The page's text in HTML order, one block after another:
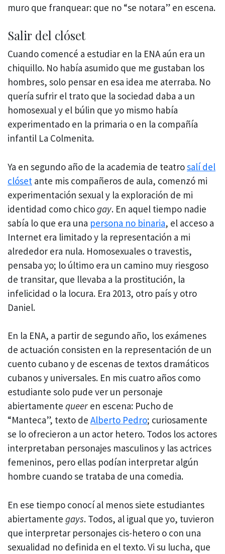
muro que franquear: que no “se notara” en escena.
Salir del clóset
Cuando comencé a estudiar en la ENA aún era un
chiquillo. No había asumido que me gustaban los
hombres, solo pensar en esa idea me aterraba. No
quería sufrir el trato que la sociedad daba a un
homosexual y el búlin que yo mismo había
experimentado en la primaria o en la compañía
infantil La Colmenita.
Ya en segundo año de la academia de teatrosalí del
clóset ante mis compañeros de aula, comenzó mi
experimentación sexual y la exploración de mi
identidad como chicogay. En aquel tiempo nadie
sabía lo que era una persona no binaria, el acceso a
Internet era limitado y la representación a mi
alrededor era nula. Homosexuales o travestis,
pensaba yo; lo último era un camino muy riesgoso
de transitar, que llevaba a la prostitución, la
infelicidad o la locura. Era 2013, otro país y otro
Daniel.
En la ENA, a partir de segundo año, los exámenes
de actuación consisten en la representación de un
cuento cubano y de escenas de textos dramáticos
cubanos y universales. En mis cuatro años como
estudiante solo pude ver un personaje
abiertamente queer en escena: Pucho de
“Manteca”, texto de Alberto Pedro; curiosamente
se lo ofrecieron a un actor hetero. Todos los actores
interpretaban personajes masculinos y las actrices
femeninos, pero ellas podían interpretar algún
hombre cuando se trataba de una comedia.
En ese tiempo conocí al menos siete estudiantes
abiertamente gays. Todos, al igual que yo, tuvieron
que interpretar personajes cis-hetero o con una
sexualidad no definida en el texto. Vi su lucha, que